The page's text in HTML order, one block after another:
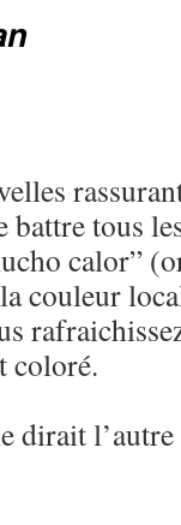
tous
calor”
couleur
coloré.
dirait